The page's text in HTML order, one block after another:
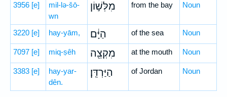
3956 [e]
mil-lə-šō-
wn
מִלְּשׁ֣וֹן from the bay Noun
3220 [e] hay-yām, הַיָּ֔ם of the sea Noun
7097 [e] miq-ṣêh מִקְצֵ֖ה at the mouth Noun
3383 [e]
hay-yar-
dên.
הַיַּרְדֵּֽן׃ of Jordan Noun